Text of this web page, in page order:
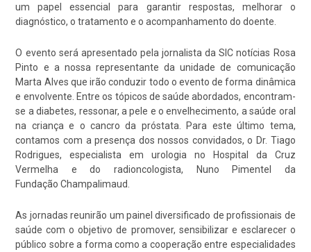
um papel essencial para garantir respostas, melhorar o
diagnóstico, o tratamento e o acompanhamento do doente.
O evento será apresentado pela jornalista da SIC notícias Rosa
Pinto e a nossa representante da unidade de comunicação
Marta Alves que irão conduzir todo o evento de forma dinâmica
e envolvente. Entre os tópicos de saúde abordados, encontram-
se a diabetes, ressonar, a pele e o envelhecimento, a saúde oral
na criança e o cancro da próstata. Para este último tema,
contamos com a presença dos nossos convidados, o Dr. Tiago
Rodrigues, especialista em urologia no Hospital da Cruz
Vermelha e do radioncologista, Nuno Pimentel da
Fundação Champalimaud.
As jornadas reunirão um painel diversificado de profissionais de
saúde com o objetivo de promover, sensibilizar e esclarecer o
público sobre a forma como a cooperação entre especialidades